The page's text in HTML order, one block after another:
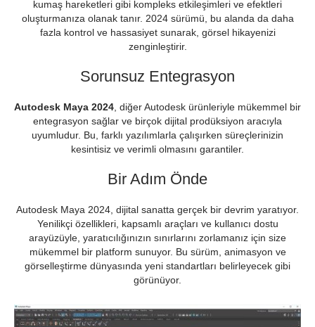
kumaş hareketleri gibi kompleks etkileşimleri ve efektleri
oluşturmanıza olanak tanır. 2024 sürümü, bu alanda da daha
fazla kontrol ve hassasiyet sunarak, görsel hikayenizi
zenginleştirir.
Sorunsuz Entegrasyon
Autodesk Maya 2024 , diğer Autodesk ürünleriyle mükemmel bir
entegrasyon sağlar ve birçok dijital prodüksiyon aracıyla
uyumludur. Bu, farklı yazılımlarla çalışırken süreçlerinizin
kesintisiz ve verimli olmasını garantiler.
Bir Adım Önde
Autodesk Maya 2024, dijital sanatta gerçek bir devrim yaratıyor.
Yenilikçi özellikleri, kapsamlı araçları ve kullanıcı dostu
arayüzüyle, yaratıcılığınızın sınırlarını zorlamanız için size
mükemmel bir platform sunuyor. Bu sürüm, animasyon ve
görselleştirme dünyasında yeni standartları belirleyecek gibi
görünüyor.